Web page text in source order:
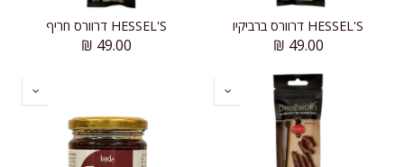
HESSEL'S דרוורס ברביקיו
49.00
₪
HESSEL'S דרוורס חריף
49.00
₪